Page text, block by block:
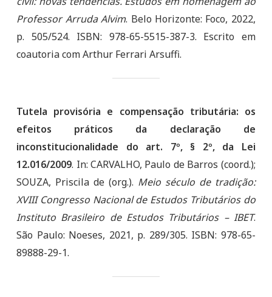
Professor Arruda Alvim. Belo Horizonte: Foco, 2022,
p. 505/524. ISBN: 978-65-5515-387-3. Escrito em
coautoria com Arthur Ferrari Arsuffi.
Tutela provisória e compensação tributária: os
efeitos práticos da declaração de
inconstitucionalidade do art. 7º, § 2º, da Lei
12.016/2009. In: CARVALHO, Paulo de Barros (coord.);
SOUZA, Priscila de (org.). Meio século de tradição:
XVIII Congresso Nacional de Estudos Tributários do
Instituto Brasileiro de Estudos Tributários – IBET.
São Paulo: Noeses, 2021, p. 289/305. ISBN: 978-65-
89888-29-1.